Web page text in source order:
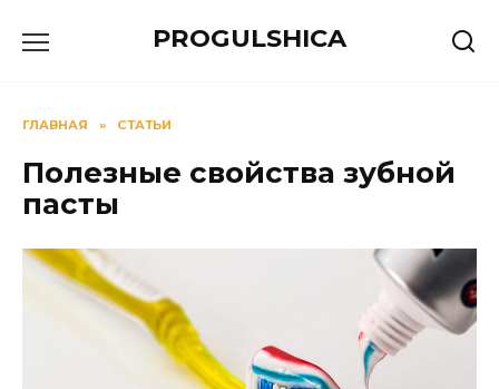
PROGULSHICA
ГЛАВНАЯ » СТАТЬИ
Полезные свойства зубной
пасты